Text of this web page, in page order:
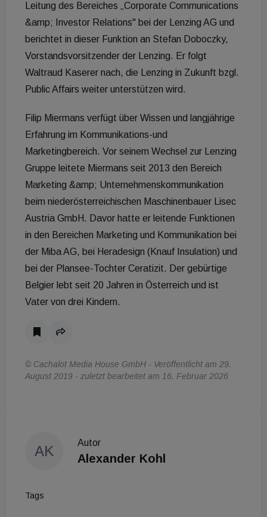
Leitung des Bereiches „Corporate Communications
&amp; Investor Relations" bei der Lenzing AG und
berichtet in dieser Funktion an Stefan Doboczky,
Vorstandsvorsitzender der Lenzing. Er folgt
Waltraud Kaserer nach, die Lenzing in Zukunft bzgl.
Public Affairs weiter unterstützen wird.
Filip Miermans verfügt über Wissen und langjährige
Erfahrung im Kommunikations-und
Marketingbereich. Vor seinem Wechsel zur Lenzing
Gruppe leitete Miermans seit 2013 den Bereich
Marketing &amp; Unternehmenskommunikation
beim niederösterreichischen Maschinenbauer Lisec
Austria GmbH. Davor hatte er leitende Funktionen
in den Bereichen Marketing und Kommunikation bei
der Miba AG, bei Heradesign (Knauf Insulation) und
bei der Plansee-Tochter Ceratizit. Der gebürtige
Belgier lebt seit 20 Jahren in Österreich und ist
Vater von drei Kindern.
© Cachalot Media House GmbH - Veröffentlicht am 29.
August 2019 - zuletzt bearbeitet am 16. Februar 2026
AK
Autor
Alexander Kohl
Tags